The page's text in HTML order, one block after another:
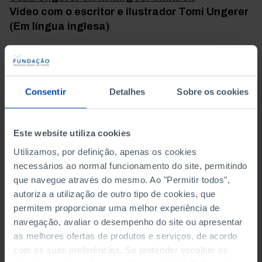
Consentir Detalhes Sobre os cookies
Este website utiliza cookies
Utilizamos, por definição, apenas os cookies
necessários ao normal funcionamento do site, permitindo
que navegue através do mesmo. Ao "Permitir todos",
autoriza a utilização de outro tipo de cookies, que
permitem proporcionar uma melhor experiência de
navegação, avaliar o desempenho do site ou apresentar
as melhores ofertas de produtos e serviços, de acordo
com as suas preferências. Se pretender escolher os
Vídeo com o escritor e ilustrador Tomi Ungerer
(Em língua inglesa)
mestre Tomi Ungerer partilha preciosidades sobre
o que é isso de escrever para os mais novos.
Ouço estes comentários como conselhos para
nunca me esquecer de que as crianças, com a sua
nenhuma circunstância, ser tratadas com
condescendência. Raramente me esqueço disso,
mas, por vezes, a vida adulta ocupa muito
espaço. E é preciso contrariar esta tendência e
preservar a capacidade de espanto, renová-la.
Brain Pickings
Site com comentários e recensões de Maria
Popova